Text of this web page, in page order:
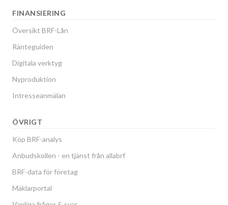
FINANSIERING
Översikt BRF-Lån
Ränteguiden
Digitala verktyg
Nyproduktion
Intresseanmälan
ÖVRIGT
Köp BRF-analys
Anbudskollen - en tjänst från allabrf
BRF-data för företag
Mäklarportal